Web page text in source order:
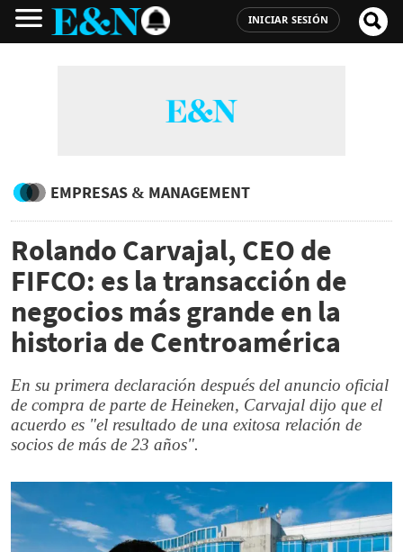
INICIAR SESIÓN
EMPRESAS & MANAGEMENT
Rolando Carvajal, CEO de
FIFCO: es la transacción de
negocios más grande en la
historia de Centroamérica
En su primera declaración después del anuncio oficial
de compra de parte de Heineken, Carvajal dijo que el
acuerdo es "el resultado de una exitosa relación de
socios de más de 23 años".